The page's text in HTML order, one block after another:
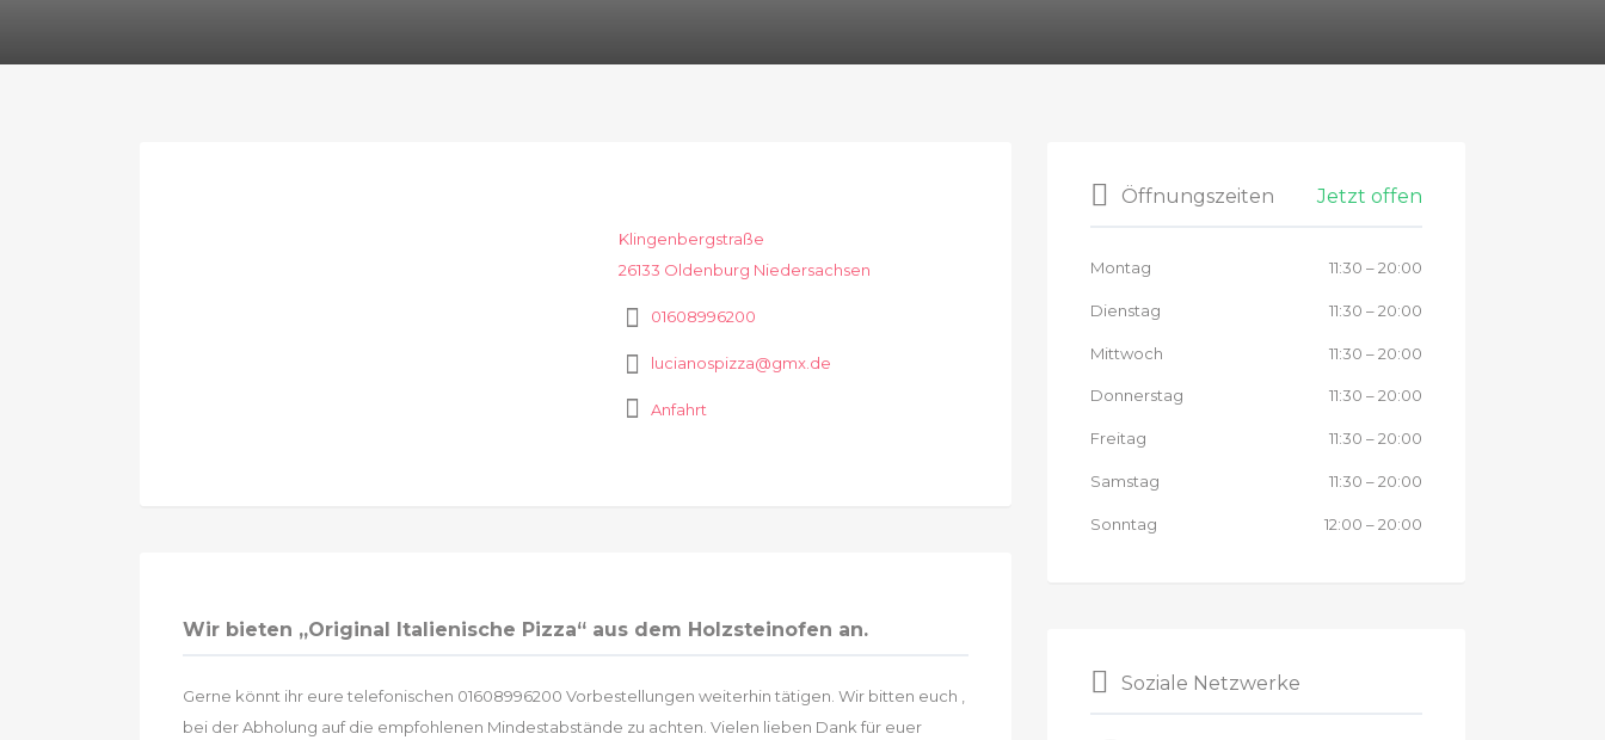
Klingenbergstraße
26133 Oldenburg Niedersachsen
01608996200
lucianospizza@gmx.de
Anfahrt
Wir bieten „Original Italienische Pizza“ aus dem Holzsteinofen an.
Gerne könnt ihr eure telefonischen 01608996200 Vorbestellungen weiterhin tätigen. Wir bitten euch ,
bei der Abholung auf die empfohlenen Mindestabstände zu achten. Vielen lieben Dank für euer
Öffnungszeiten Jetzt offen
Montag 11:30 –20:00
Dienstag 11:30 –20:00
Mittwoch 11:30 –20:00
Donnerstag 11:30 –20:00
Freitag 11:30 –20:00
Samstag 11:30 –20:00
Sonntag 12:00 –20:00
Soziale Netzwerke